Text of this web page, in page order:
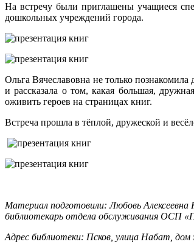
На встречу были приглашены учащиеся
дошкольных учреждений города.
Ольга Вячеславовна не только
и рассказала о том, какая большая,
оживить героев на страницах книг.
Встреча прошла в тёплой, дружеской и
Материал подготовили: Любовь Алексеевна
библиотекарь отдела обслуживания ОСП
Адрес библиотеки: Псков, улица Набат, дом